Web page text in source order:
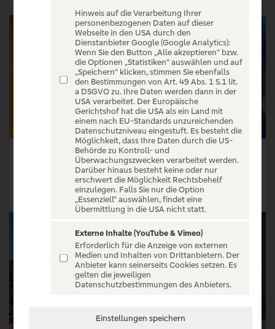
Tickets ab € 44,75
Terra Wortmann Open 2027
Tickets ab € 30,83
Tickets
Hinweis auf die Verarbeitung Ihrer
personenbezogenen Daten auf dieser
Webseite in den USA durch den
Dienstanbieter Google (Google Analytics):
Wenn Sie den Button „Alle akzeptieren“ bzw.
die Optionen „Statistiken“ auswählen und auf
„Speichern“ klicken, stimmen Sie ebenfalls
den Bestimmungen von Art. 49 Abs. 1 S.1 lit.
a DSGVO zu. Ihre Daten werden dann in der
USA verarbeitet. Der Europäische
Gerichtshof hat die USA als ein Land mit
einem nach EU-Standards unzureichenden
Datenschutzniveau eingestuft. Es besteht die
Möglichkeit, dass Ihre Daten durch die US-
Behörde zu Kontroll- und
Überwachungszwecken verarbeitet werden.
Darüber hinaus besteht keine oder nur
erschwert die Möglichkeit Rechtsbehelf
einzulegen. Falls Sie nur die Option
„Essenziell“ auswählen, findet eine
Übermittlung in die USA nicht statt.
Externe Inhalte (YouTube & Vimeo)
Erforderlich für die Anzeige von externen
Medien und Inhalten von Drittanbietern. Der
Anbieter kann seinerseits Cookies setzen. Es
gelten die jeweiligen
Datenschutzbestimmungen des Anbieters.
Einstellungen speichern